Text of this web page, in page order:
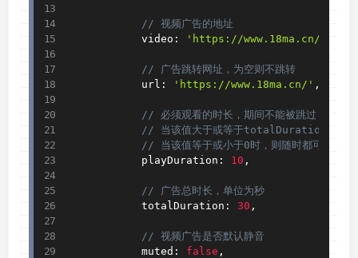
// 视频广告的地址
            video
: 'https://www.18ma.cn/static/
// 广告跳转网址，为空则不跳转
            url
: 'https://www.18ma.cn/' ,
// 必须观看的时长，期间不能被跳过，单位
// 当该值大于或等于totalDuration时，不
// 当该值等于或小于0时，则随时都可以关闭
            playDuration
: 10 ,
// 广告总时长，单位为秒
            totalDuration
: 30 ,
// 视频广告是否默认静音
            muted
: false ,